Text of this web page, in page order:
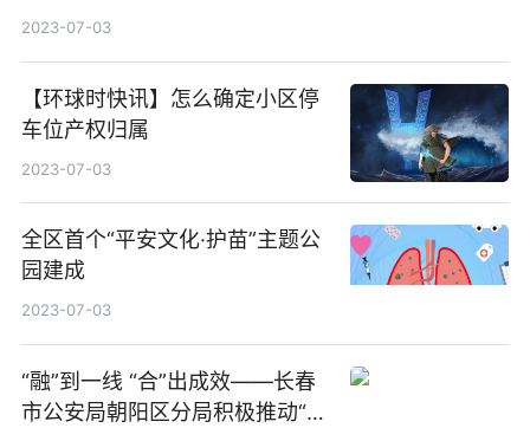
2023-07-03
【环球时快讯】怎么确定小区停
车位产权归属
2023-07-03
全区首个“平安文化·护苗”主题公
园建成
2023-07-03
“融”到一线 “合”出成效——长春
市公安局朝阳区分局积极推动“警